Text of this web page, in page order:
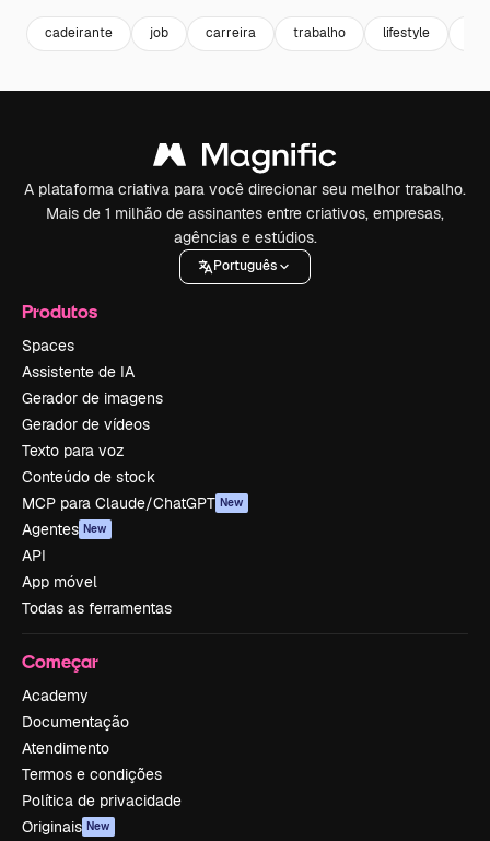
cadeirante job carreira trabalho lifestyle
A plataforma criativa para você direcionar seu melhor trabalho.
Mais de 1 milhão de assinantes entre criativos, empresas,
agências e estúdios.
Português
Produtos
Spaces
Assistente de IA
Gerador de imagens
Gerador de vídeos
Texto para voz
Conteúdo de stock
MCP para Claude/ChatGPT New
Agentes New
API
App móvel
Todas as ferramentas
Começar
Academy
Documentação
Atendimento
Termos e condições
Política de privacidade
Originais New